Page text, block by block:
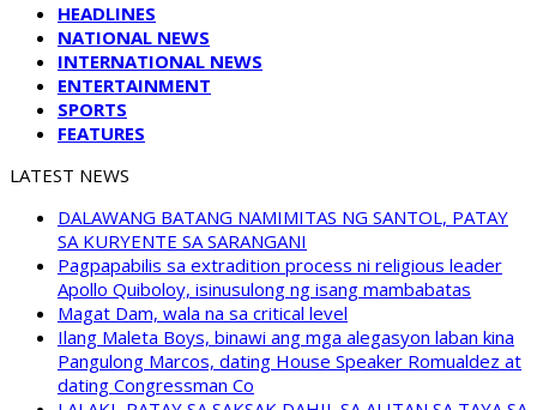
HEADLINES
NATIONAL NEWS
INTERNATIONAL NEWS
ENTERTAINMENT
SPORTS
FEATURES
LATEST NEWS
DALAWANG BATANG NAMIMITAS NG SANTOL, PATAY
SA KURYENTE SA SARANGANI
Pagpapabilis sa extradition process ni religious leader
Apollo Quiboloy, isinusulong ng isang mambabatas
Magat Dam, wala na sa critical level
Ilang Maleta Boys, binawi ang mga alegasyon laban kina
Pangulong Marcos, dating House Speaker Romualdez at
dating Congressman Co